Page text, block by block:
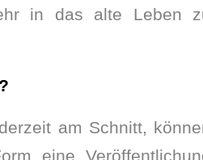
in das alte Leben
am Schnitt,
eine